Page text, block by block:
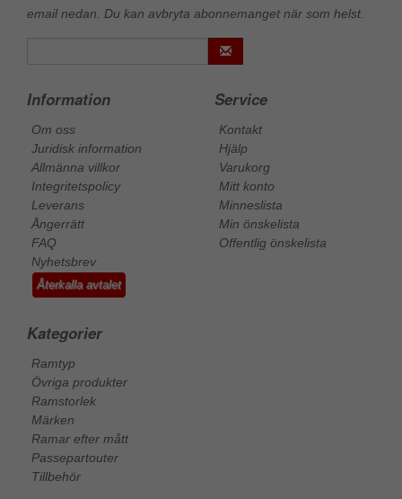
email nedan. Du kan avbryta abonnemanget när som helst.
Information
Om oss
Juridisk information
Allmänna villkor
Integritetspolicy
Leverans
Ångerrätt
FAQ
Nyhetsbrev
Återkalla avtalet
Service
Kontakt
Hjälp
Varukorg
Mitt konto
Minneslista
Min önskelista
Offentlig önskelista
Kategorier
Ramtyp
Övriga produkter
Ramstorlek
Märken
Ramar efter mått
Passepartouter
Tillbehör